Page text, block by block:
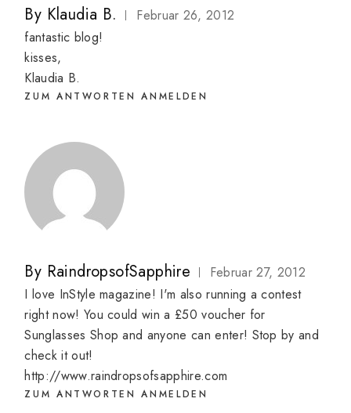
By Klaudia B.
Februar 26, 2012
fantastic blog!
kisses,
Klaudia B.
ZUM ANTWORTEN ANMELDEN
By RaindropsofSapphire
Februar 27, 2012
I love InStyle magazine! I'm also running a contest
right now! You could win a £50 voucher for
Sunglasses Shop and anyone can enter! Stop by and
check it out!
http://www.raindropsofsapphire.com
ZUM ANTWORTEN ANMELDEN